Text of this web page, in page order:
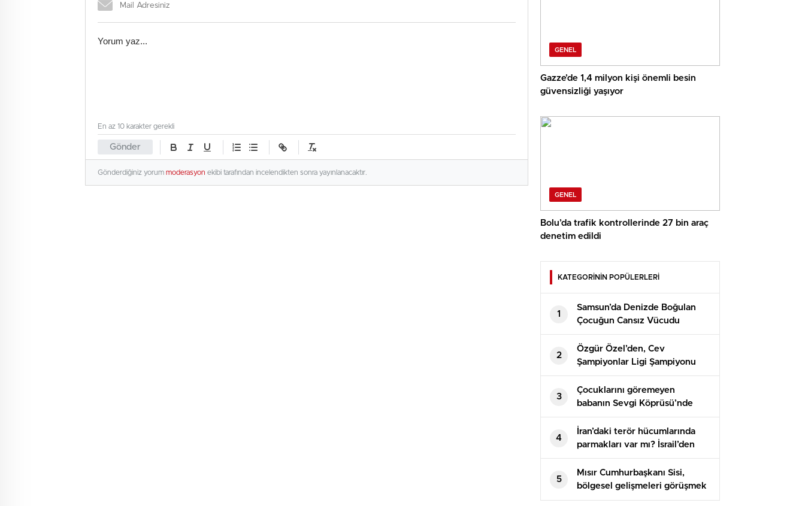
Gönder
En az 10 karakter gerekli
Gönderdiğiniz yorum moderasyon ekibi tarafından incelendikten sonra yayınlanacaktır.
GENEL
Gazze’de 1,4 milyon kişi önemli besin
güvensizliği yaşıyor
GENEL
Bolu’da trafik kontrollerinde 27 bin araç
denetim edildi
KATEGORİNİN POPÜLERLERİ
1
Samsun’da Denizde Boğulan
Çocuğun Cansız Vücudu
Bulundu
2
Özgür Özel’den, Cev
Şampiyonlar Ligi Şampiyonu
Vakıfbank’a Tebrik İletisi
3
Çocuklarını göremeyen
babanın Sevgi Köprüsü’nde
intihar teşebbüsü
4
İran’daki terör hücumlarında
parmakları var mı? İsrail’den
birinci açıklama geldi
5
Mısır Cumhurbaşkanı Sisi,
bölgesel gelişmeleri görüşmek
üzere Suudi Arabistan’a gitti